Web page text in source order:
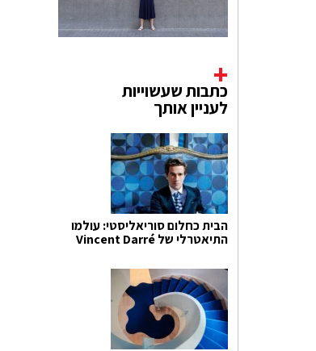
כתבות שעשוייות
לעניין אותך
הבית כחלום סוריאליסטי: עולמו
התיאטרלי של Vincent Darré